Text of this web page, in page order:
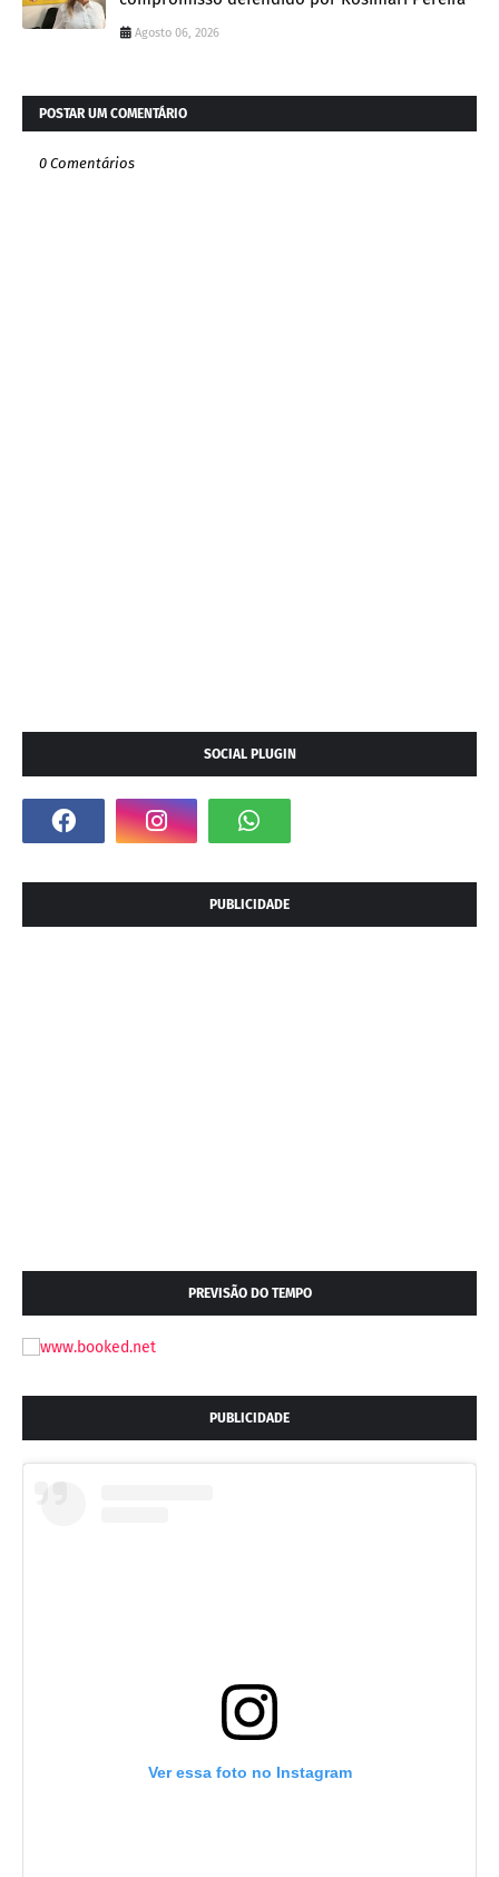
Agosto 06, 2026
POSTAR UM COMENTÁRIO
0 Comentários
SOCIAL PLUGIN
PUBLICIDADE
PREVISÃO DO TEMPO
PUBLICIDADE
Ver essa foto no Instagram